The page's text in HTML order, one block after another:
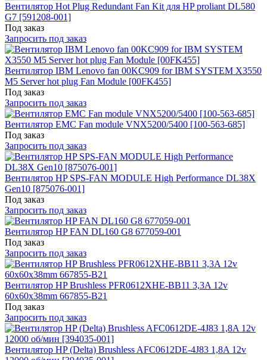
Вентилятор Hot Plug Redundant Fan Kit для HP proliant DL580
G7 [591208-001]
Под заказ
Запросить под заказ
Вентилятор IBM Lenovo fan 00KC909 for IBM SYSTEM X3550
M5 Server hot plug Fan Module [00FK455]
Под заказ
Запросить под заказ
Вентилятор EMC Fan module VNX5200/5400 [100-563-685]
Под заказ
Запросить под заказ
Вентилятор HP SPS-FAN MODULE High Performance DL38X
Gen10 [875076-001]
Под заказ
Запросить под заказ
Вентилятор HP FAN DL160 G8 677059-001
Под заказ
Запросить под заказ
Вентилятор HP Brushless PFR0612XHE-BB11 3,3A 12v
60x60x38mm 667855-B21
Под заказ
Запросить под заказ
Вентилятор HP (Delta) Brushless AFC0612DE-4J83 1,8A 12v